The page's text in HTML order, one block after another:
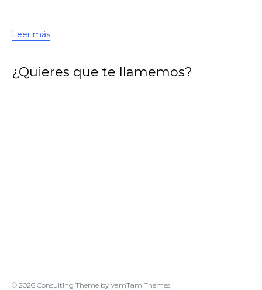
Leer más
¿Quieres que te llamemos?
© 2026 Consulting Theme by VamTam Themes